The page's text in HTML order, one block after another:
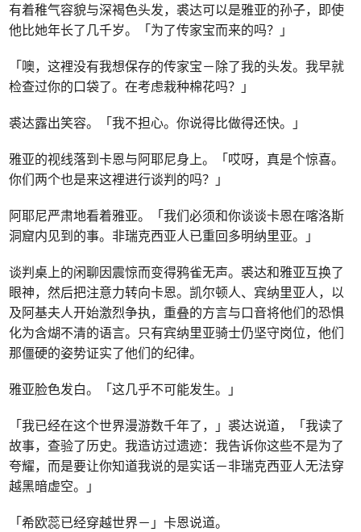
有着稚气容貌与深褐色头发，裘达可以是雅亚的孙子，即使
他比她年长了几千岁。「为了传家宝而来的吗？」
「噢，这裡没有我想保存的传家宝－除了我的头发。我早就
检查过你的口袋了。在考虑栽种棉花吗？」
裘达露出笑容。「我不担心。你说得比做得还快。」
雅亚的视线落到卡恩与阿耶尼身上。「哎呀，真是个惊喜。
你们两个也是来这裡进行谈判的吗？」
阿耶尼严肃地看着雅亚。「我们必须和你谈谈卡恩在喀洛斯
洞窟内见到的事。非瑞克西亚人已重回多明纳里亚。」
谈判桌上的闲聊因震惊而变得鸦雀无声。裘达和雅亚互换了
眼神，然后把注意力转向卡恩。凯尔顿人、宾纳里亚人，以
及阿基夫人开始激烈争执，重叠的方言与口音将他们的恐惧
化为含煳不清的语言。只有宾纳里亚骑士仍坚守岗位，他们
那僵硬的姿势证实了他们的纪律。
雅亚脸色发白。「这几乎不可能发生。」
「我已经在这个世界漫游数千年了，」裘达说道，「我读了
故事，查验了历史。我造访过遗迹：我告诉你这些不是为了
夸耀，而是要让你知道我说的是实话－非瑞克西亚人无法穿
越黑暗虚空。」
「希欧蕊已经穿越世界－」卡恩说道。